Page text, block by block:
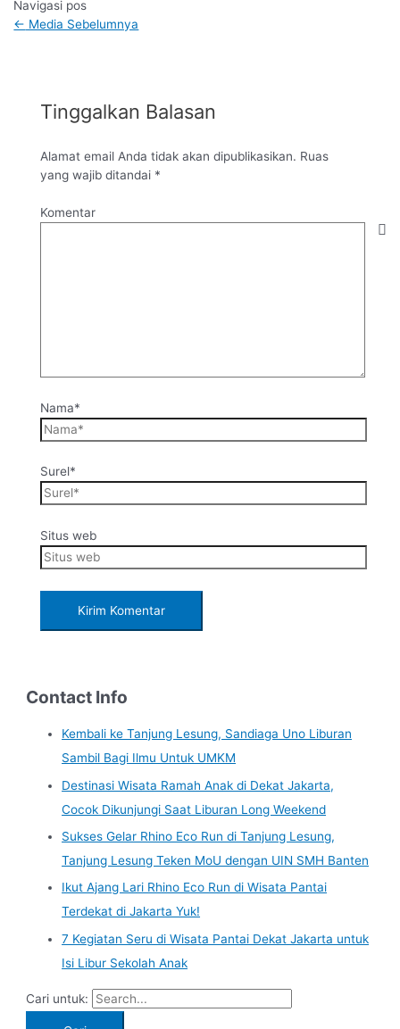
Navigasi pos
← Media Sebelumnya
Tinggalkan Balasan
Alamat email Anda tidak akan dipublikasikan. Ruas
yang wajib ditandai *
Komentar
Nama*
Surel*
Situs web
Contact Info
Kembali ke Tanjung Lesung, Sandiaga Uno Liburan
Sambil Bagi Ilmu Untuk UMKM
Destinasi Wisata Ramah Anak di Dekat Jakarta,
Cocok Dikunjungi Saat Liburan Long Weekend
Sukses Gelar Rhino Eco Run di Tanjung Lesung,
Tanjung Lesung Teken MoU dengan UIN SMH Banten
Ikut Ajang Lari Rhino Eco Run di Wisata Pantai
Terdekat di Jakarta Yuk!
7 Kegiatan Seru di Wisata Pantai Dekat Jakarta untuk
Isi Libur Sekolah Anak
Cari untuk: